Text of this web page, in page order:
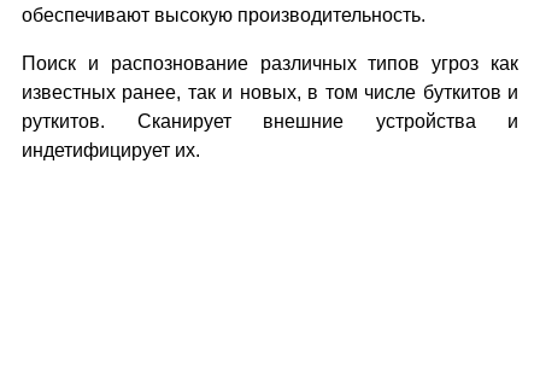
обеспечивают высокую производительность.
Поиск и распознование различных типов угроз как
известных ранее, так и новых, в том числе буткитов и
руткитов. Сканирует внешние устройства и
индетифицирует их.